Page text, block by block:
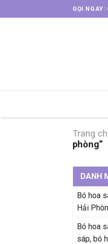
to
GỌI
Trang
phòng”
DANH
Bó hoa
Hải
Bó hoa
sáp, bó